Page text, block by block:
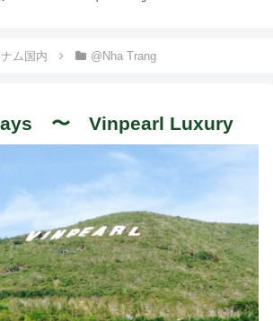
ム国内 @Nha Trang
〜 Vinpearl Luxury